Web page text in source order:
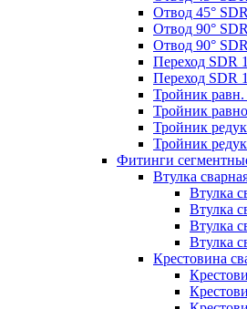
Отвод 45°
Отвод 90°
Отвод 90°
Переход SDR
Переход SDR
Тройник
Тройник
Тройник
Тройник
Фитинги
Втулка
Втулка
Втулка
Втулка
Втулка
Крестовина